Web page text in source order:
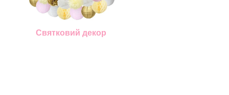
Святковий декор